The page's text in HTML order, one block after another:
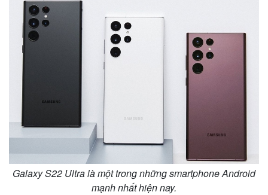
Galaxy S22 Ultra là một trong những smartphone Android
mạnh nhất hiện nay.